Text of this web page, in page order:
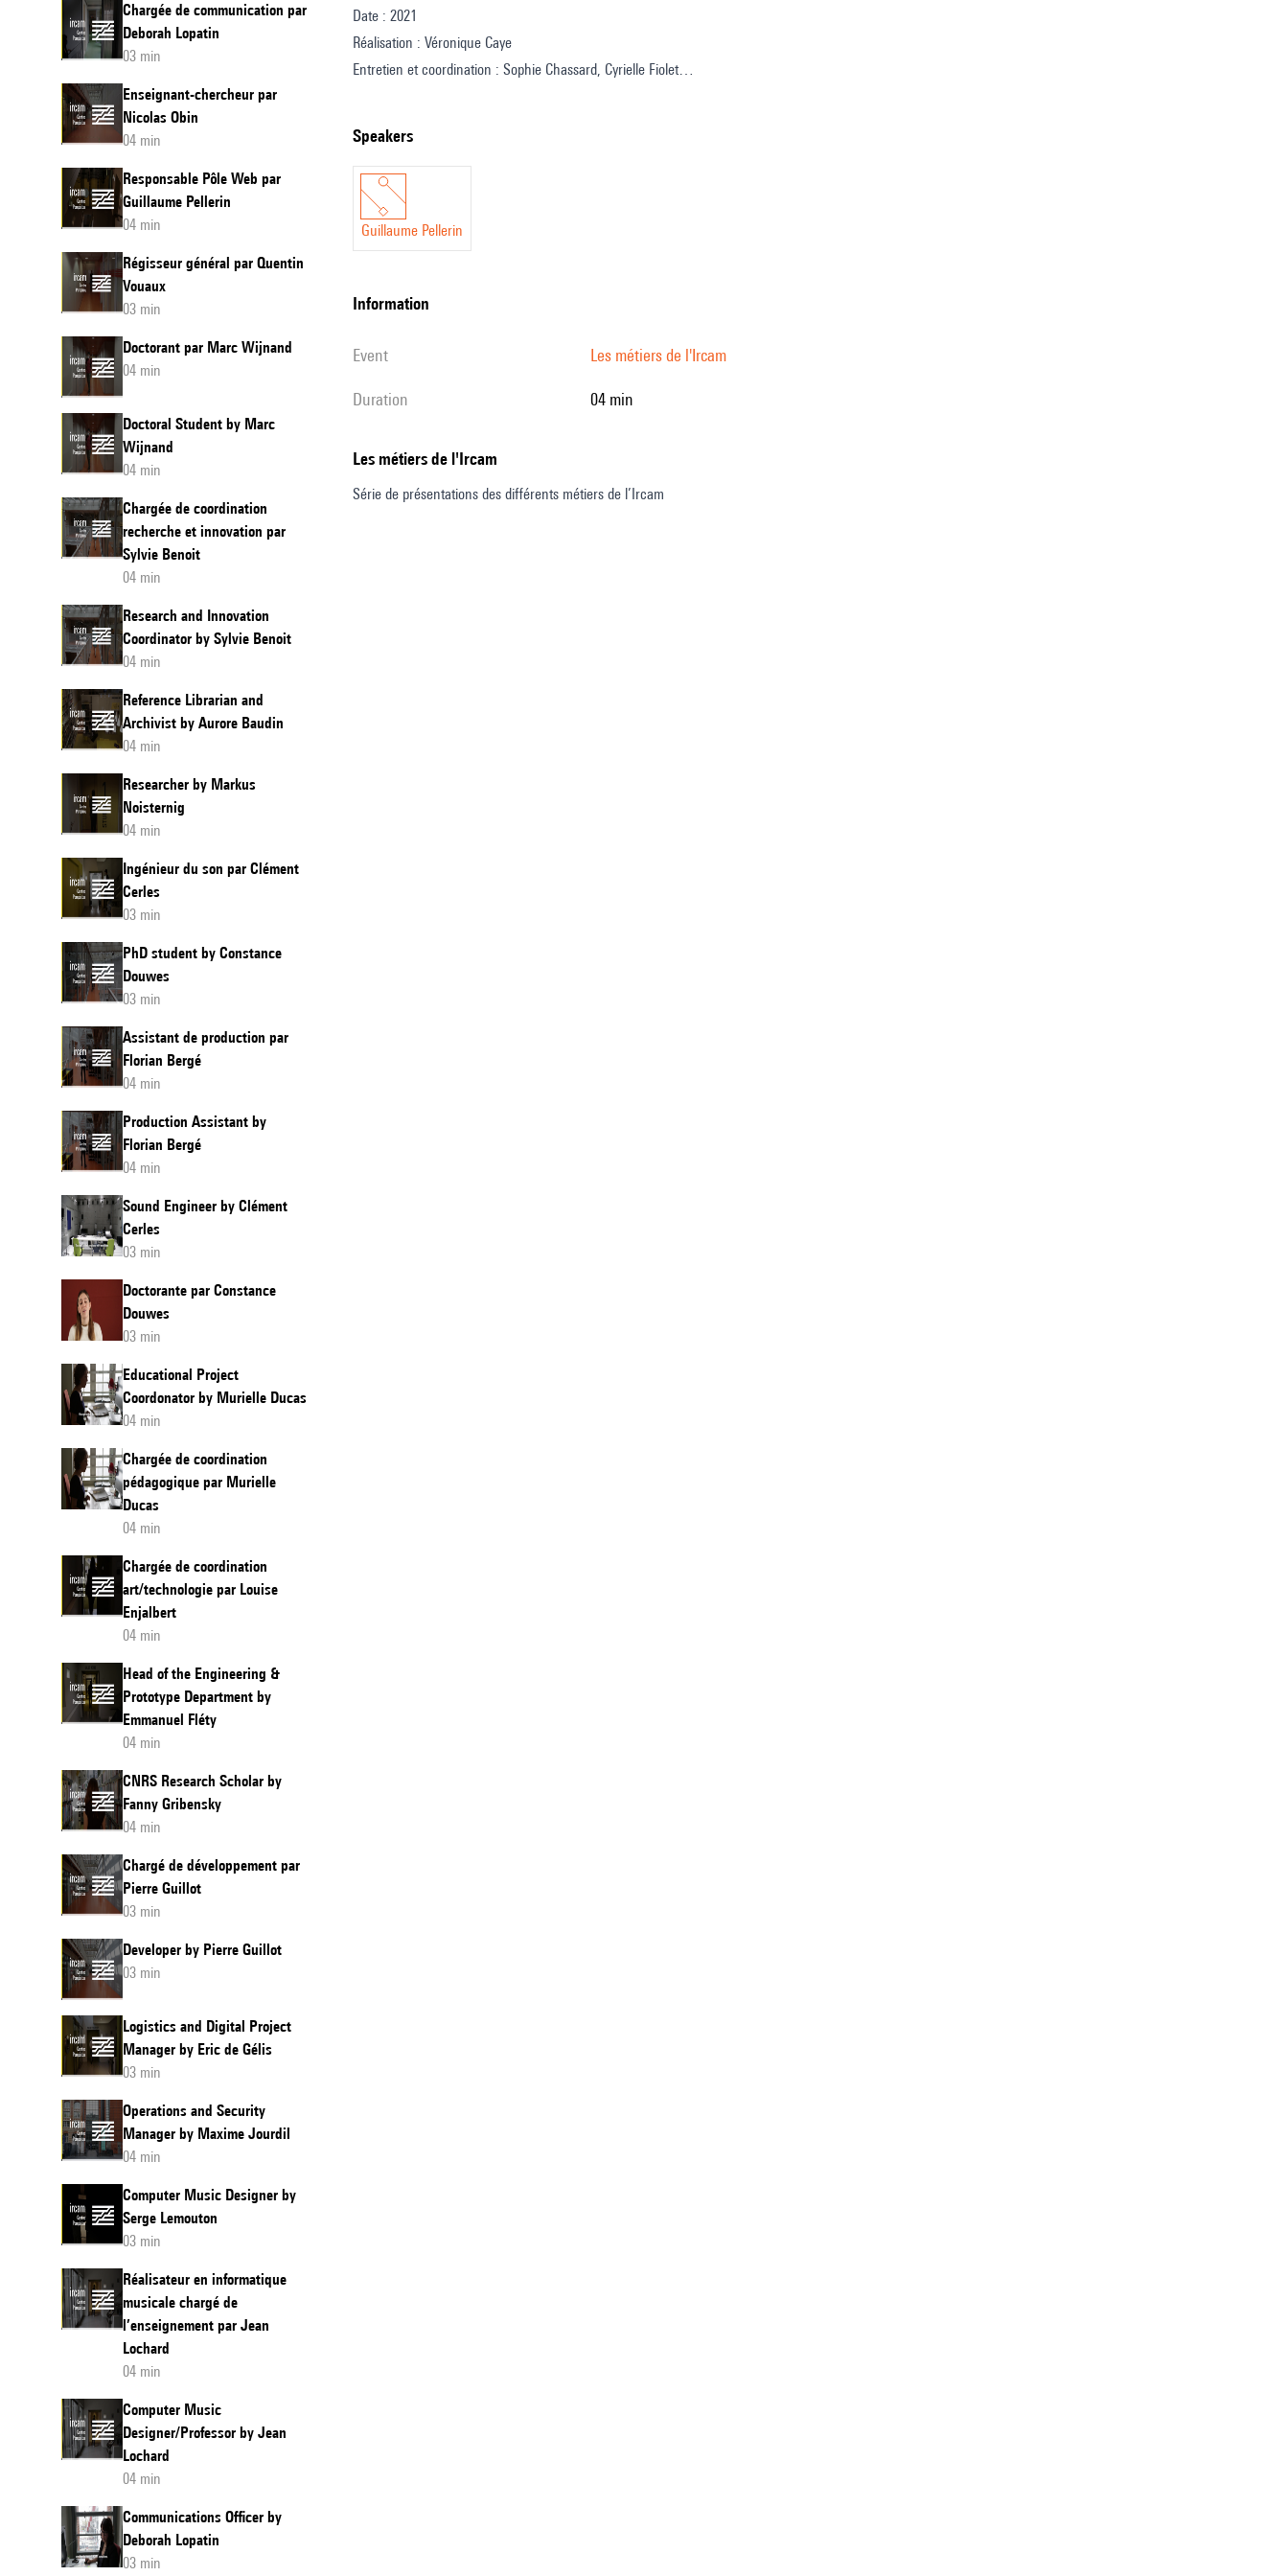
Chargée de communication par
Deborah Lopatin
03 min
Enseignant-chercheur par
Nicolas Obin
04 min
Responsable Pôle Web par
Guillaume Pellerin
04 min
Régisseur général par Quentin
Vouaux
03 min
Doctorant par Marc Wijnand
04 min
Doctoral Student by Marc
Wijnand
04 min
Chargée de coordination
recherche et innovation par
Sylvie Benoit
04 min
Research and Innovation
Coordinator by Sylvie Benoit
04 min
Reference Librarian and
Archivist by Aurore Baudin
04 min
Researcher by Markus
Noisternig
04 min
Ingénieur du son par Clément
Cerles
03 min
PhD student by Constance
Douwes
03 min
Assistant de production par
Florian Bergé
04 min
Production Assistant by
Florian Bergé
04 min
Sound Engineer by Clément
Cerles
03 min
Doctorante par Constance
Douwes
03 min
Educational Project
Coordonator by Murielle Ducas
04 min
Chargée de coordination
pédagogique par Murielle
Ducas
04 min
Chargée de coordination
art/technologie par Louise
Enjalbert
04 min
Head of the Engineering &
Prototype Department by
Emmanuel Fléty
04 min
CNRS Research Scholar by
Fanny Gribensky
04 min
Chargé de développement par
Pierre Guillot
03 min
Developer by Pierre Guillot
03 min
Logistics and Digital Project
Manager by Eric de Gélis
03 min
Operations and Security
Manager by Maxime Jourdil
04 min
Computer Music Designer by
Serge Lemouton
03 min
Réalisateur en informatique
musicale chargé de
l’enseignement par Jean
Lochard
04 min
Computer Music
Designer/Professor by Jean
Lochard
04 min
Communications Officer by
Deborah Lopatin
03 min
Team
by
Date : 2021
Réalisation : Véronique Caye
Entretien et coordination : Sophie Chassard, Cyrielle Fiolet
speakers
Guillaume Pellerin
information
event Les métiers de l'Ircam
duration 04 min
Les métiers de l'Ircam
Série de présentations des différents métiers de l’Ircam